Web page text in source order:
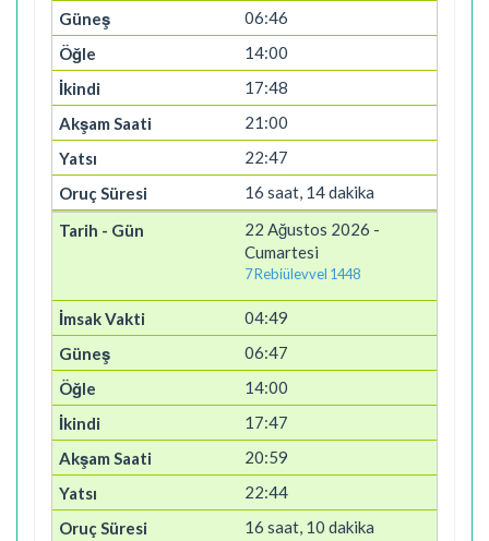
06:46
14:00
17:48
21:00
22:47
16 saat, 14 dakika
22 Ağustos 2026 -
Cumartesi
7 Rebiülevvel 1448
04:49
06:47
14:00
17:47
20:59
22:44
16 saat, 10 dakika